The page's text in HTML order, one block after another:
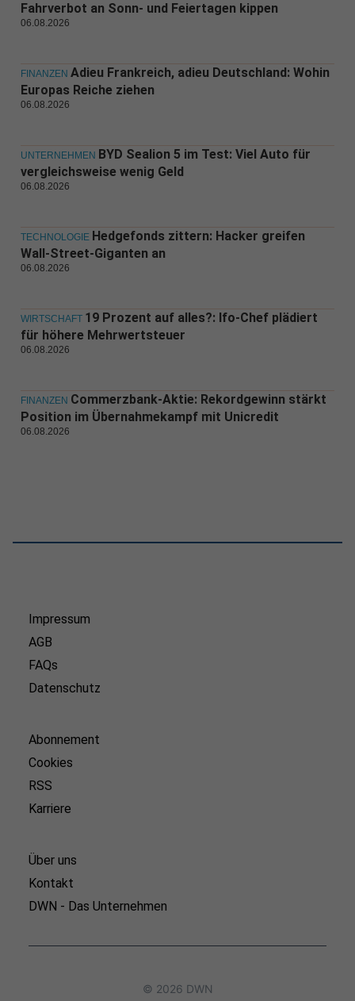
Fahrverbot an Sonn- und Feiertagen kippen
06.08.2026
FINANZEN Adieu Frankreich, adieu Deutschland: Wohin
Europas Reiche ziehen
06.08.2026
UNTERNEHMEN BYD Sealion 5 im Test: Viel Auto für
vergleichsweise wenig Geld
06.08.2026
TECHNOLOGIE Hedgefonds zittern: Hacker greifen
Wall-Street-Giganten an
06.08.2026
WIRTSCHAFT 19 Prozent auf alles?: Ifo-Chef plädiert
für höhere Mehrwertsteuer
06.08.2026
FINANZEN Commerzbank-Aktie: Rekordgewinn stärkt
Position im Übernahmekampf mit Unicredit
06.08.2026
Impressum
AGB
FAQs
Datenschutz
Abonnement
Cookies
RSS
Karriere
Über uns
Kontakt
DWN - Das Unternehmen
© 2026 DWN